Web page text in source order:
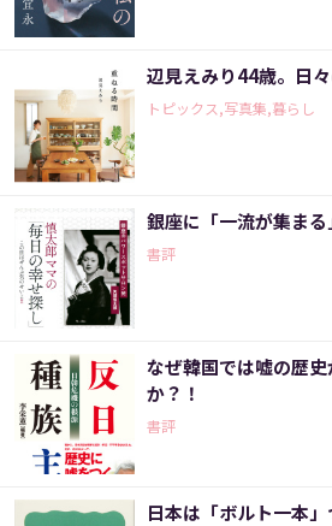
辺見えみり44歳。日
トピックス,写真集,暮らし
銀座に「一流が集まる
書評
なぜ韓国では嘘の歴
か？！
書評
日本は「ボルト一本